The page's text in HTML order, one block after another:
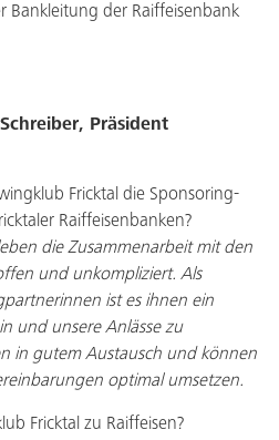
Bankleitung der Raiffeisenbank
Präsident
Fricktal die Sponsoring-
Raiffeisenbanken?
die Zusammenarbeit mit den
und unkompliziert. Als
ist es ihnen ein
und unsere Anlässe zu
in gutem Austausch und können
optimal umsetzen.
Fricktal zu Raiffeisen?